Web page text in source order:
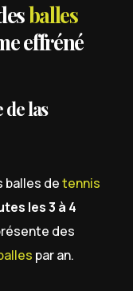
balles
effréné
las
balles detennis
les 3 à 4
des
par an.